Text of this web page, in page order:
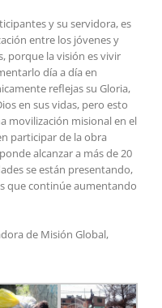
y su servidora, es
entre los jóvenes y
porque la visión es vivir
día a día en
reflejas su Gloria,
en sus vidas, pero esto
movilización misional en el
participar de la obra
alcanzar a más de 20
se están presentando,
que continúe aumentando
de Misión Global,